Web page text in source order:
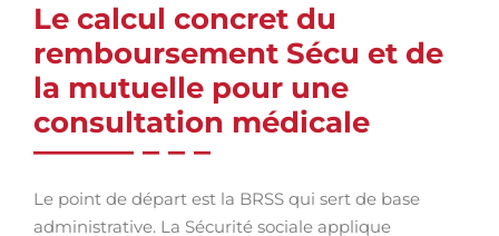
Le calcul concret du
remboursement Sécu et de
la mutuelle pour une
consultation médicale
Le point de départ est la BRSS qui sert de base
administrative. La Sécurité sociale applique